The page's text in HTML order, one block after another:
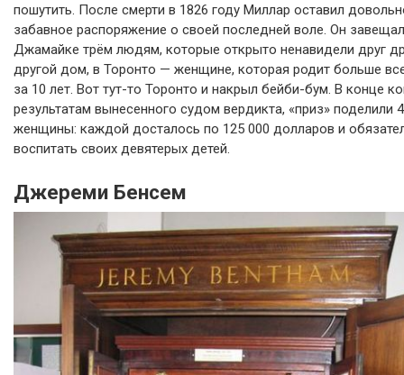
пошутить. После смерти в 1826 году Миллар оставил
забавное распоряжение о своей последней воле. Он
Джамайке трём людям, которые открыто ненавидели друг
другой дом, в Торонто — женщине, которая родит больше
за 10 лет. Вот тут-то Торонто и накрыл бейби-бум. В конце
результатам вынесенного судом вердикта, «приз» поделили 4
женщины: каждой досталось по 125 000 долларов и
воспитать своих девятерых детей.
Джереми Бенсем